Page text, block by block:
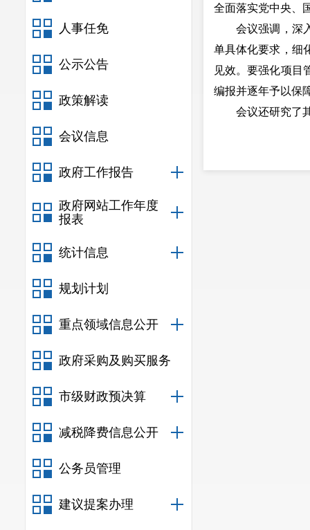
人事任免
公示公告
政策解读
会议信息
政府工作报告
政府网站工作年度
报表
统计信息
规划计划
重点领域信息公开
政府采购及购买服务
市级财政预决算
减税降费信息公开
公务员管理
建议提案办理
全面落实党中央、
会议强调，深入
单具体化要求，细
见效。要强化项目
编报并逐年予以保
会议还研究了